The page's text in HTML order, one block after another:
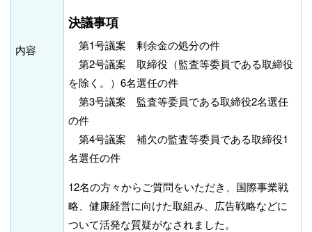
内容
決議事項
第1号議案 剰余金の処分の件
第2号議案 取締役（監査等委員である取締役
を除く。）6名選任の件
第3号議案 監査等委員である取締役2名選任
の件
第4号議案 補欠の監査等委員である取締役1
名選任の件
12名の方々からご質問をいただき、国際事業戦
略、健康経営に向けた取組み、広告戦略などに
ついて活発な質疑がなされました。